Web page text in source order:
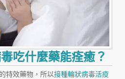
吃什麼藥能痊癒？
特效藥物，所以接種輪狀病毒活疫